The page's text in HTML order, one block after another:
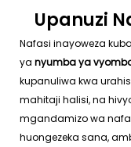
Upanuzi
Nafasi inayoweza
ya nyumba ya
kupanuliwa kwa
mahitaji halisi, na
mgandamizo wa
huongezeka sana,